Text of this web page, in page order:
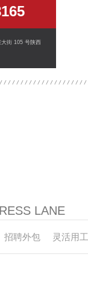
街 105 号陕西
LANE
招聘外包 灵活用工